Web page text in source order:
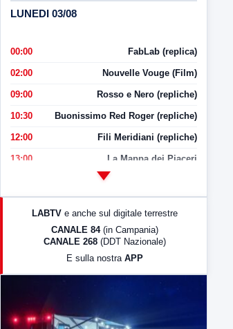
LUNEDI 03/08
00:00 FabLab (replica)
02:00 Nouvelle Vouge (Film)
09:00 Rosso e Nero (repliche)
10:30 Buonissimo Red Roger (repliche)
12:00 Fili Meridiani (repliche)
13:00 La Mappa dei Piaceri
LabNews (Diretta)
LABTV e anche sul digitale terrestre
CANALE 84 (in Campania)
CANALE 268 (DDT Nazionale)
E sulla nostra APP